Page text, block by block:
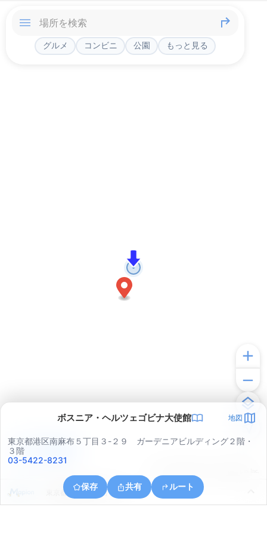
グルメ コンビニ 公園 もっと見る
ボスニア・ヘルツェゴビナ大使館 地図
東京都港区南麻布５丁目３-２９ ガーデニアビルディング２階・
３階
03-5422-8231
保存 共有 ルート
東京都港区赤坂９丁目７
アプリで見る